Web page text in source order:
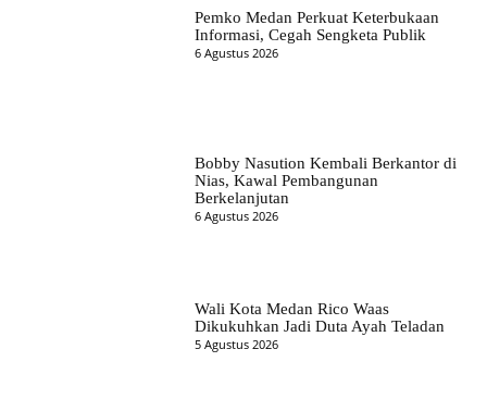
Pemko Medan Perkuat Keterbukaan
Informasi, Cegah Sengketa Publik
6 Agustus 2026
Bobby Nasution Kembali Berkantor di
Nias, Kawal Pembangunan
Berkelanjutan
6 Agustus 2026
Wali Kota Medan Rico Waas
Dikukuhkan Jadi Duta Ayah Teladan
5 Agustus 2026